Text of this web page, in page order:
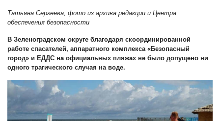
Татьяна Сергеева, фото из архива редакции и Центра
обеспечения безопасности
В Зеленоградском округе благодаря скоординированной
работе спасателей, аппаратного комплекса «Безопасный
город» и ЕДДС на официальных пляжах не было допущено ни
одного трагического случая на воде.